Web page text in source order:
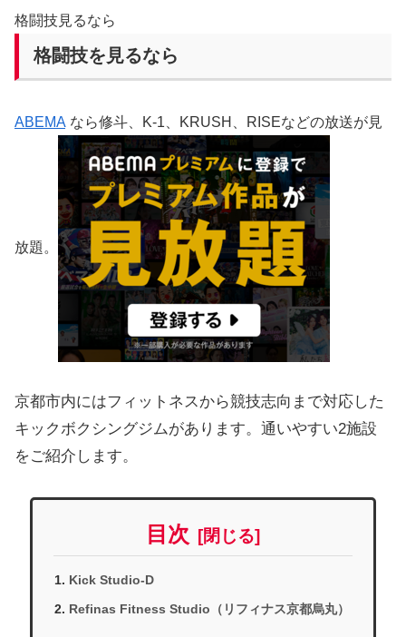
格闘技見るなら
格闘技を見るなら
ABEMA なら修斗、K-1、KRUSH、RISEなどの放送が見
放題。
京都市内にはフィットネスから競技志向まで対応した
キックボクシングジムがあります。通いやすい2施設
をご紹介します。
目次
Kick Studio-D
Refinas Fitness Studio（リフィナス京都烏丸）